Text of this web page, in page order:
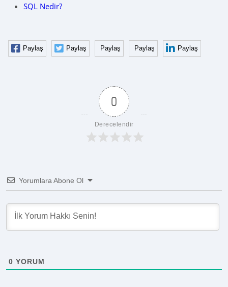
SQL Nedir?
Paylaş Paylaş Paylaş Paylaş Paylaş
0
Derecelendir
Yorumlara Abone Ol
0 YORUM